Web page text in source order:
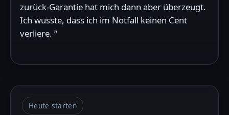
zurück-Garantie hat mich dann aber überzeugt.
Ich wusste, dass ich im Notfall keinen Cent
verliere. “
Heute starten